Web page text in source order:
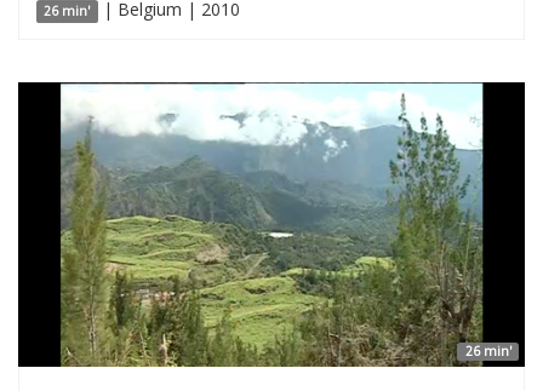
26 min' | Belgium | 2010
26 min'